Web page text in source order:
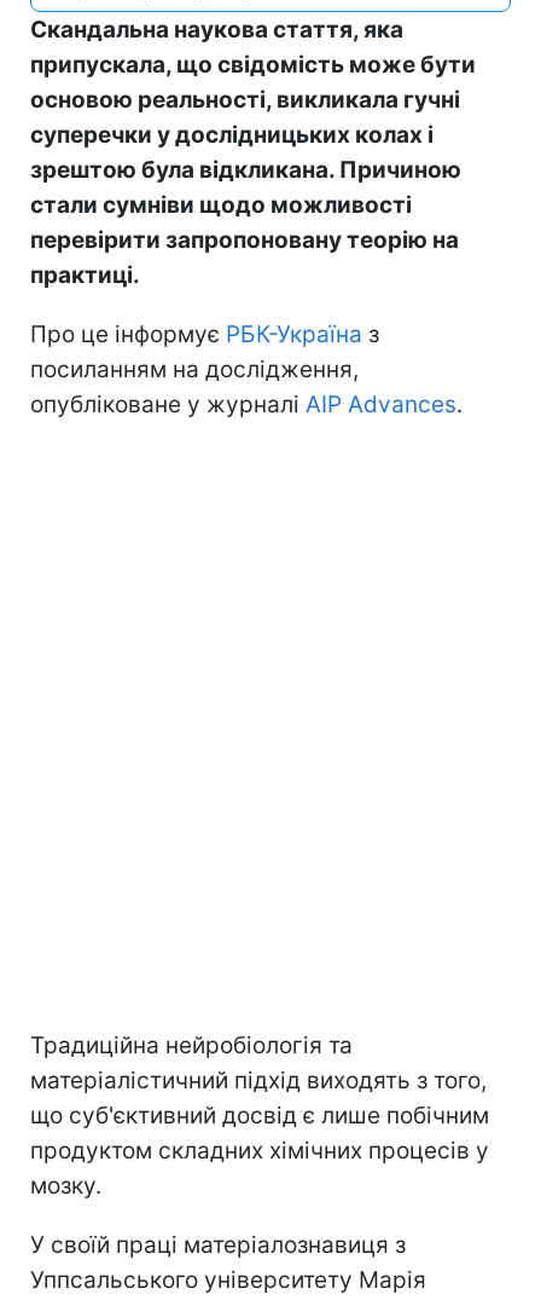
Скандальна наукова стаття, яка
припускала, що свідомість може бути
основою реальності, викликала гучні
суперечки у дослідницьких колах і
зрештою була відкликана. Причиною
стали сумніви щодо можливості
перевірити запропоновану теорію на
практиці.
Про це інформує РБК-Україна з
посиланням на дослідження,
опубліковане у журналі AIP Advances.
Традиційна нейробіологія та
матеріалістичний підхід виходять з того,
що суб'єктивний досвід є лише побічним
продуктом складних хімічних процесів у
мозку.
У своїй праці матеріалознавиця з
Уппсальського університету Марія